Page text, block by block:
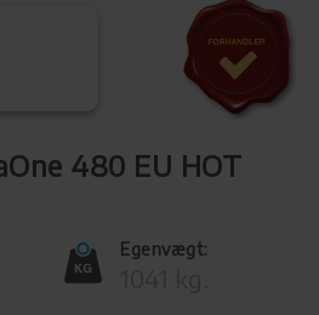
480 EU HOT
Egenvægt: